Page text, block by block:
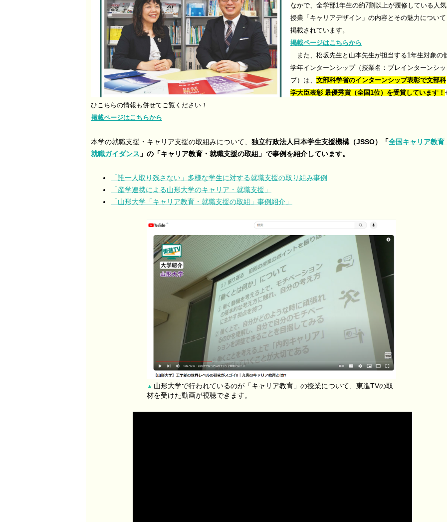
なかで、全学部1年生の約7割以上が履修している人気
授業「キャリアデザイン」の内容とその魅力について
掲載されています。
掲載ページはこちらから
また、松坂先生と山本先生が担当する1年生対象の
学年インターンシップ（授業名：プレインターンシッ
プ）は、 文部科学省のインターンシップ表彰で文部科
学大臣表彰 最優秀賞（全国1位）を受賞しています！
ひこちらの情報も併せてご覧ください！
掲載ページはこちらから
本学の就職支援・キャリア支援の取組みについて、 独立行政法人日本学生支援機構（JSSO）「全国キャリア教育
就職ガイダンス 」の「キャリア教育・就職支援の取組」で事例を紹介しています。
「誰一人取り残さない」多様な学生に対する就職支援の取り組み事例
「産学連携による山形大学のキャリア・就職支援」
「山形大学「キャリア教育・就職支援の取組」事例紹介」
▲ 山形大学で行われているのが「キャリア教育」の授業について、東進TVの取
材を受けた動画が視聴できます。